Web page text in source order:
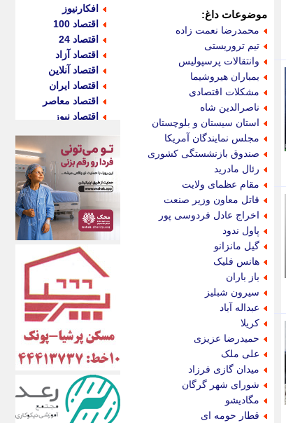
موضوعات داغ:
محمدرضا نعمت زاده
تیم تروریستی
وانتقالات پرسپولیس
بمباران هیروشیما
مشکلات اقتصادی
ناصرالدین شاه
استان سیستان و بلوچستان
مجلس نمایندگان آمریکا
صندوق بازنشستگی کشوری
رئال مادرید
مقام عظمای ولایت
قاتل معاون وزیر صنعت
اخراج عادل فردوسی پور
پاول ندود
گیل مانزانو
هانس فلیک
باز باران
سیرون شبلیز
عبداله آباد
کریلا
حمیدرضا عزیزی
علی ملک
میدان گازی فرزاد
شورای شهر گرگان
مگادیشو
قطار حومه ای
افکارنیوز
اقتصاد 100
اقتصاد 24
اقتصاد آزاد
اقتصاد آنلاین
اقتصاد ایران
اقتصاد معاصر
اقتصاد نیوز
اکوفارس
اکونگار
اکونیوز
الف
انتشار آنلاین
اندیشه قرن
اندیشه معاصر
اندیشه ها
انرژی پرس
ای استخدام
ایتنا
ایراف
ایران آرت
ایران آنلاین
ایران زندگی
ایران فوری
ایرانی روز
ایرانیتال